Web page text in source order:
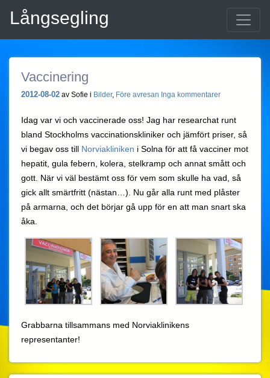
Långsegling
Vaccinering
2012-08-02 av Sofie i Bilder, Före avresan Inga kommentarer
Idag var vi och vaccinerade oss! Jag har researchat runt
bland Stockholms vaccinationskliniker och jämfört priser, så
vi begav oss till Norviakliniken i Solna för att få vacciner mot
hepatit, gula febern, kolera, stelkramp och annat smått och
gott. När vi väl bestämt oss för vem som skulle ha vad, så
gick allt smärtfritt (nästan…). Nu går alla runt med plåster
på armarna, och det börjar gå upp för en att man snart ska
åka.
Grabbarna tillsammans med Norviaklinikens
representanter!